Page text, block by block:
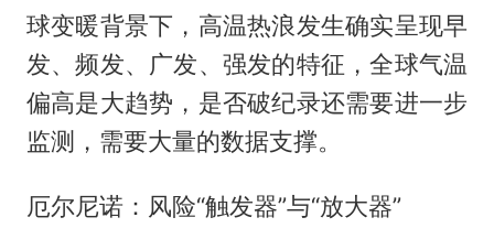
球变暖背景下，高温热浪发生确实呈现早
发、频发、广发、强发的特征，全球气温
偏高是大趋势，是否破纪录还需要进一步
监测，需要大量的数据支撑。
厄尔尼诺：风险“触发器”与“放大器”